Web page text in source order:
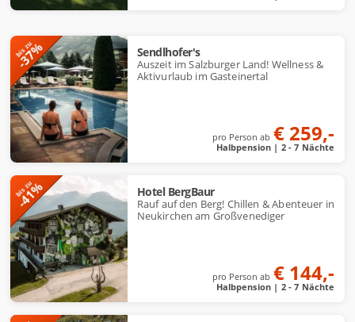
Sendlhofer's
Auszeit im Salzburger Land! Wellness &
Aktivurlaub im Gasteinertal
pro Person ab € 259,-
Halbpension | 2 - 7 Nächte
bis zu
-37%
Hotel BergBaur
Rauf auf den Berg! Chillen & Abenteuer in
Neukirchen am Großvenediger
pro Person ab € 144,-
Halbpension | 2 - 7 Nächte
bis zu
-41%